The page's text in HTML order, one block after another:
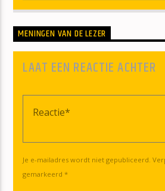
MENINGEN VAN DE LEZER
LAAT EEN REACTIE ACHTER
Je e-mailadres wordt niet gepubliceerd.
gemarkeerd *